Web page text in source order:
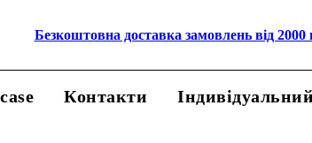
Безкоштовна доставка замовлень від 2000
Контакти